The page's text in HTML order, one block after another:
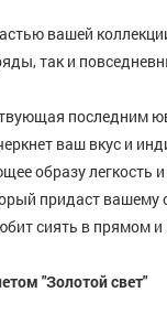
вашей
так и
последним
ваш вкус и
образу легкость
придаст
сиять в прямом
"Золотой свет"